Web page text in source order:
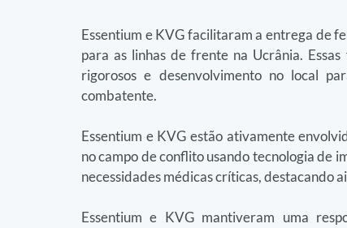
Essentium e KVG facilitaram a entrega de
para as linhas de frente na Ucrânia.
rigorosos e desenvolvimento no local
combatente.
Essentium e KVG estão ativamente
no campo de conflito usando tecnologia de
necessidades médicas críticas, destacando
Essentium e KVG mantiveram uma